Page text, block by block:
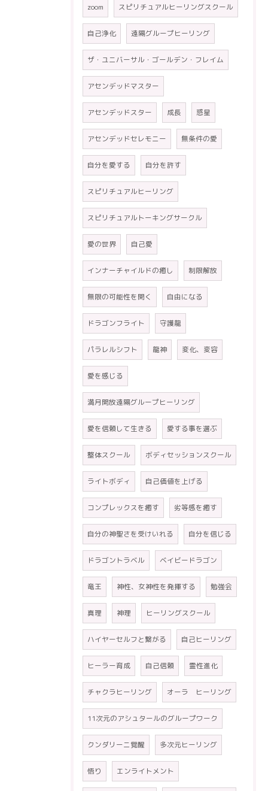
zoom スピリチュアルヒーリングスクール
自己浄化 遠隔グループヒーリング
ザ・ユニバーサル・ゴールデン・フレイム
アセンデッドマスター
アセンデッドスター 成長 惑星
アセンデッドセレモニー 無条件の愛
自分を愛する 自分を許す
スピリチュアルヒーリング
スピリチュアルトーキングサークル
愛の世界 自己愛
インナーチャイルドの癒し 制限解放
無限の可能性を開く 自由になる
ドラゴンフライト 守護龍
パラレルシフト 龍神 変化、変容
愛を感じる
満月開放遠隔グループヒーリング
愛を信頼して生きる 愛する事を選ぶ
整体スクール ボディセッションスクール
ライトボディ 自己価値を上げる
コンプレックスを癒す 劣等感を癒す
自分の神聖さを受けいれる 自分を信じる
ドラゴントラベル ベイビードラゴン
竜王 神性、女神性を発揮する 勉強会
真理 神理 ヒーリングスクール
ハイヤーセルフと繋がる 自己ヒーリング
ヒーラー育成 自己信頼 霊性進化
チャクラヒーリング オーラ ヒーリング
11次元のアシュタールのグループワーク
クンダリーニ覚醒 多次元ヒーリング
悟り エンライトメント